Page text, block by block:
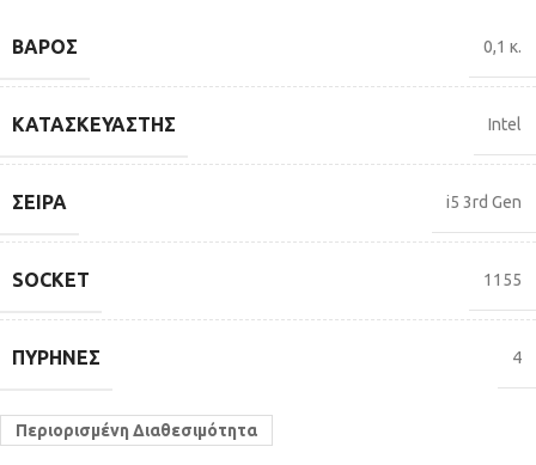
ΒΆΡΟΣ 0,1 κ.
ΚΑΤΑΣΚΕΥΑΣΤΉΣ Intel
ΣΕΙΡΆ i5 3rd Gen
SOCKET 1155
ΠΥΡΉΝΕΣ 4
Περιορισμένη Διαθεσιμότητα